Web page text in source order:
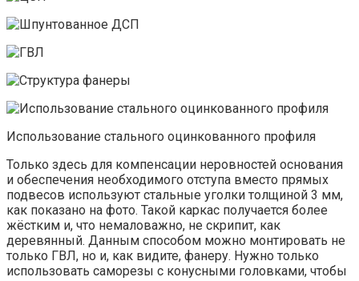
Использование стального оцинкованного профиля
Только здесь для компенсации неровностей основания
и обеспечения необходимого отступа вместо прямых
подвесов используют стальные уголки толщиной 3 мм,
как показано на фото. Такой каркас получается более
жёстким и, что немаловажно, не скрипит, как
деревянный. Данным способом можно монтировать не
только ГВЛ, но и, как видите, фанеру. Нужно только
использовать саморезы с конусными головками, чтобы